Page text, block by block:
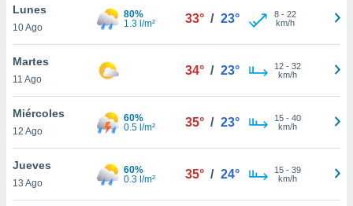
de
cookies
aceptar
Lunes
10 Ago
80%
1.3 l/m²
33° / 23° 8- 22
km/h
Martes
11 Ago
34° / 23° 12- 32
km/h
Miércoles
12 Ago
60%
0.5 l/m²
35° / 23° 15- 40
km/h
Jueves
13 Ago
60%
0.3 l/m²
35° / 24° 15- 39
km/h